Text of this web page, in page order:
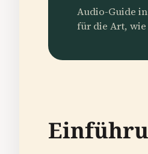
Audio-Guide
für die Art,